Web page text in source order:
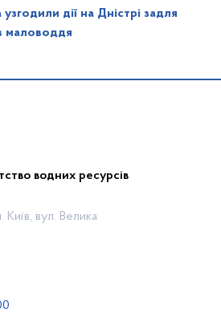
дії на Дністрі задля
маловоддя
водних ресурсів
Київ, вул. Велика